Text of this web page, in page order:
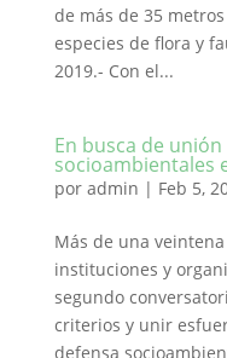
de más de 35
especies de flora y
2019.- Con el...
En busca de
socioambientales
por admin | Feb 5,
Más de una
instituciones y
segundo
criterios y unir
defensa